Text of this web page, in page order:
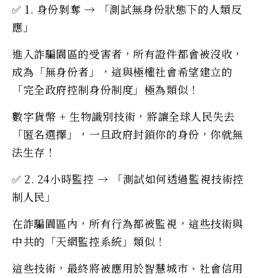
✅ 1. 身份剝奪 → 「測試無身份狀態下的人類反
應」
進入詐騙園區的受害者，所有證件都會被沒收，
成為「無身份者」，這與極權社會希望建立的
「完全政府控制身份制度」極為類似！
數字貨幣 + 生物識別技術，將讓全球人民失去
「匿名選擇」，一旦政府封鎖你的身份，你就無
法生存！
✅ 2. 24小時監控 → 「測試如何透過監視技術控
制人民」
在詐騙園區內，所有行為都被監視，這些技術與
中共的「天網監控系統」類似！
這些技術，最終將被應用於智慧城市、社會信用